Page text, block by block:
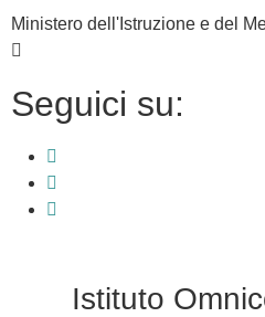
Ministero dell'Istruzione e del
Seguici su:
Istituto